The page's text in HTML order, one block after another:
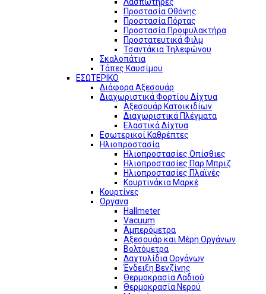
Προστασία Οθόνης
Προστασία Πόρτας
Προστασία Προφυλακτήρα
Προστατευτικά Φιλμ
Τσαντάκια Τηλεφώνου
Σκαλοπάτια
Τάπες Καυσίμου
ΕΣΩΤΕΡΙΚΟ
Διάφορα Αξεσουάρ
Διαχωριστικά Φορτίου Δίχτυα
Αξεσουάρ Κατοικιδίων
Διαχωριστικά Πλέγματα
Ελαστικά Δίχτυα
Εσωτερικοί Καθρέπτες
Ηλιοπροστασία
Ηλιοπροστασίες Οπίσθιες
Ηλιοπροστασίες Παρ Μπριζ
Ηλιοπροστασίες Πλαϊνές
Κουρτινάκια Μαρκέ
Κουρτίνες
Οργανα
Hallmeter
Vacuum
Αμπερόμετρα
Αξεσουάρ και Μέρη Οργάνων
Βολτόμετρα
Δαχτυλίδια Οργάνων
Ένδειξη Βενζίνης
Θερμοκρασία Λαδιού
Θερμοκρασία Νερού